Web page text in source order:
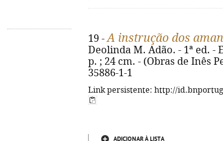
19 -A instrução dos
Deolinda M. Adão. - 1ª ed. -
p. ; 24 cm. - (Obras de Inês
35886-1-1
Link persistente: http://
ADICIONAR À LISTA